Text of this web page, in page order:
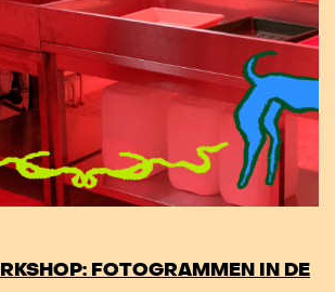
FOTOGRAMMEN IN DE